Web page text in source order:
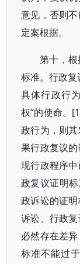
意见，否则
定案根据。
第十，
标准。行政复
具体行政行
权”的使命。
政行为，则
果行政复议
现行政程序
政复议证明
政诉讼的证
诉讼、行政
必然存在差
标准不能过